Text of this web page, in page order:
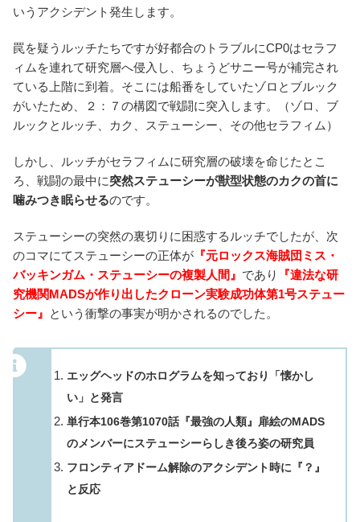
いうアクシデント発生します。
罠を疑うルッチたちですが好都合のトラブルにCP0はセラフ
ィムを連れて研究層へ侵入し、ちょうどサニー号が補完され
ている上階に到着。そこには船番をしていたゾロとブルック
がいたため、２：７の構図で戦闘に突入します。（ゾロ、ブ
ルックとルッチ、カク、ステューシー、その他セラフィム）
しかし、ルッチがセラフィムに研究層の破壊を命じたとこ
ろ、戦闘の最中に突然ステューシーが獣型状態のカクの首に
噛みつき眠らせるのです。
ステューシーの突然の裏切りに困惑するルッチでしたが、次
のコマにてステューシーの正体が 『元ロックス海賊団ミス・
バッキンガム・ステューシーの複製人間』 であり
『違法な研
究機関MADSが作り出したクローン実験成功体第1号ステュー
シー』 という衝撃の事実が明かされるのでした。
エッグヘッドのホログラムを知っており「懐かし
い」と発言
単行本106巻第1070話『最強の人類』扉絵のMADS
のメンバーにステューシーらしき後ろ姿の研究員
フロンティアドーム解除のアクシデント時に『？』
と反応